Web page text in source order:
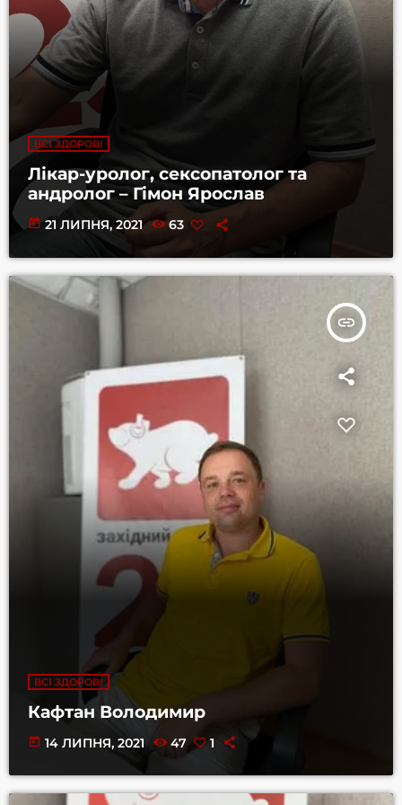
ВСІ ЗДОРОВІ
Лікар-уролог, сексопатолог та
андролог – Гімон Ярослав
today 21 ЛИПНЯ, 2021 63
insert_link
ВСІ ЗДОРОВІ
Кафтан Володимир
today 14 ЛИПНЯ, 2021 47 1